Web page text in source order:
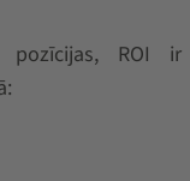
pozīcijas, ROI ir